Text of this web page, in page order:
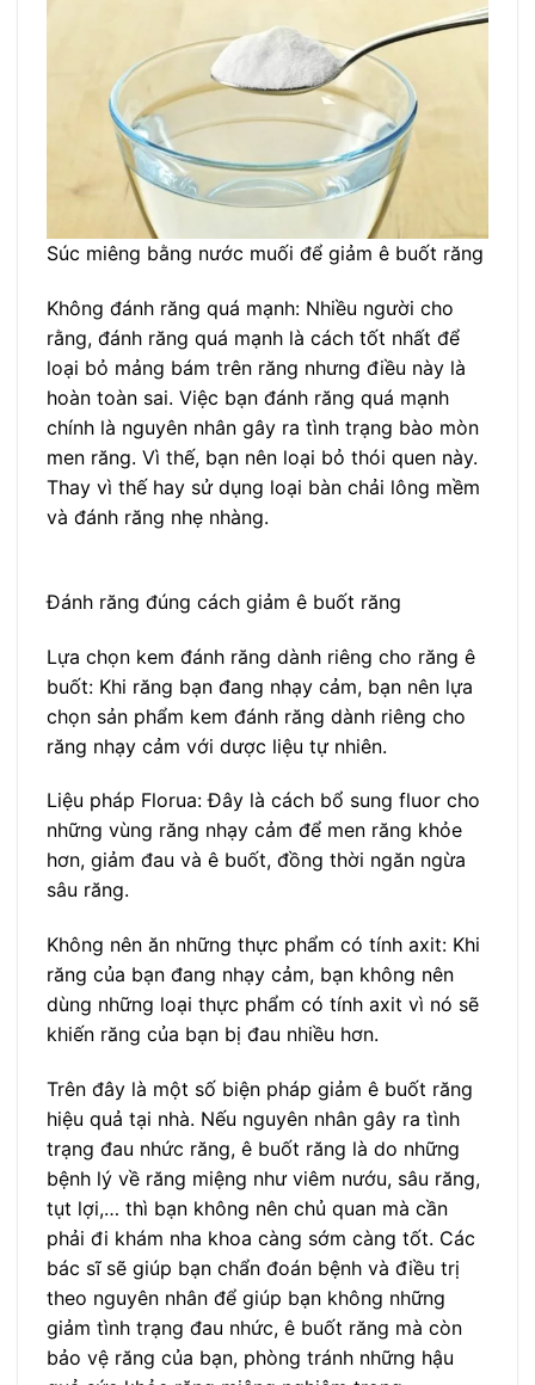
Súc miêng bằng nước muối để giảm ê buốt răng
Không đánh răng quá mạnh: Nhiều người cho
rằng, đánh răng quá mạnh là cách tốt nhất để
loại bỏ mảng bám trên răng nhưng điều này là
hoàn toàn sai. Việc bạn đánh răng quá mạnh
chính là nguyên nhân gây ra tình trạng bào mòn
men răng. Vì thế, bạn nên loại bỏ thói quen này.
Thay vì thế hay sử dụng loại bàn chải lông mềm
và đánh răng nhẹ nhàng.
Đánh răng đúng cách giảm ê buốt răng
Lựa chọn kem đánh răng dành riêng cho răng ê
buốt: Khi răng bạn đang nhạy cảm, bạn nên lựa
chọn sản phẩm kem đánh răng dành riêng cho
răng nhạy cảm với dược liệu tự nhiên.
Liệu pháp Florua: Đây là cách bổ sung fluor cho
những vùng răng nhạy cảm để men răng khỏe
hơn, giảm đau và ê buốt, đồng thời ngăn ngừa
sâu răng.
Không nên ăn những thực phẩm có tính axit: Khi
răng của bạn đang nhạy cảm, bạn không nên
dùng những loại thực phẩm có tính axit vì nó sẽ
khiến răng của bạn bị đau nhiều hơn.
Trên đây là một số biện pháp giảm ê buốt răng
hiệu quả tại nhà. Nếu nguyên nhân gây ra tình
trạng đau nhức răng, ê buốt răng là do những
bệnh lý về răng miệng như viêm nướu, sâu răng,
tụt lợi,… thì bạn không nên chủ quan mà cần
phải đi khám nha khoa càng sớm càng tốt. Các
bác sĩ sẽ giúp bạn chẩn đoán bệnh và điều trị
theo nguyên nhân để giúp bạn không những
giảm tình trạng đau nhức, ê buốt răng mà còn
bảo vệ răng của bạn, phòng tránh những hậu